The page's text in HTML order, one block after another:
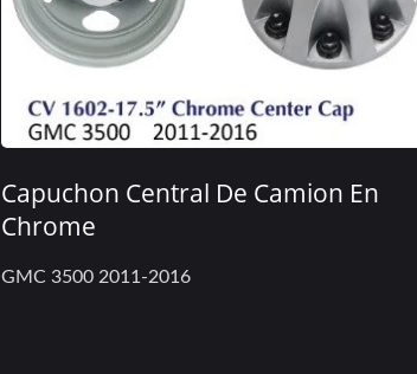
Capuchon Central De Camion En
Chrome
GMC 3500 2011-2016